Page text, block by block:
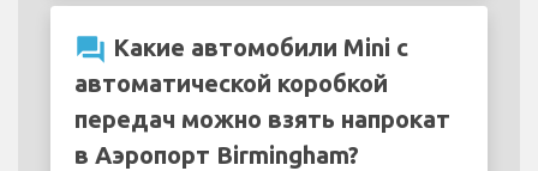
question_answer Какие автомобили Mini с
автоматической коробкой
передач можно взять напрокат
в Аэропорт Birmingham?